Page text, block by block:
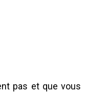
pas et que vous